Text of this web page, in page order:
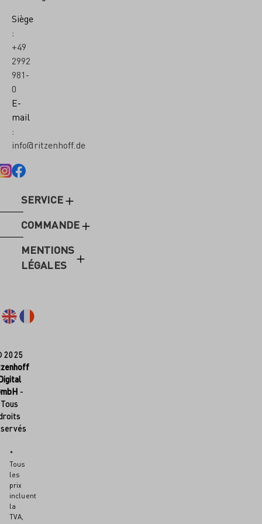
Siège
:
+49
2992
981-
0
E-
mail
:
info@ritzenhoff.de
SERVICE
COMMANDE
MENTIONS
LÉGALES
2025
-
Tous
*
Tous
les
prix
incluent
la
TVA,